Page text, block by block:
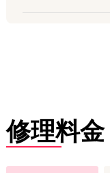
本日10時～17時ま
画面割れ・液晶不良
ご来店お待ちしてお
修理料金